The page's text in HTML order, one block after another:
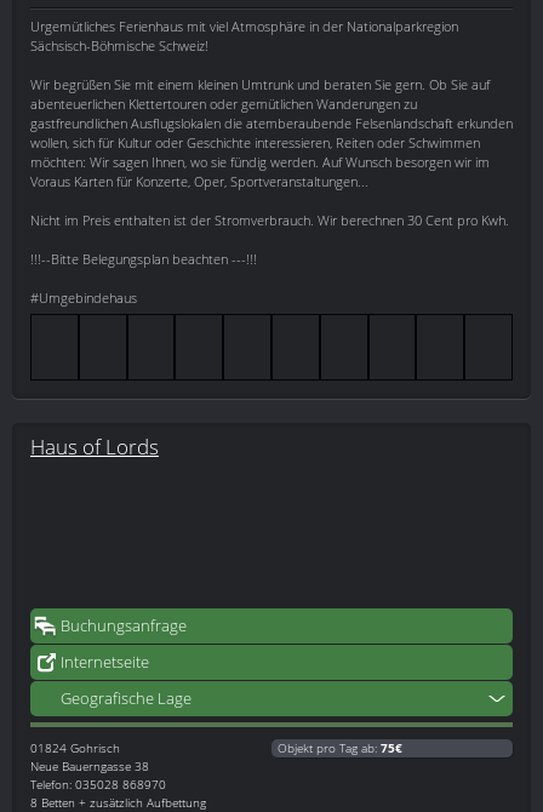
Urgemütliches Ferienhaus mit viel Atmosphäre in der Nationalparkregion
Sächsisch-Böhmische Schweiz!
Wir begrüßen Sie mit einem kleinen Umtrunk und beraten Sie gern. Ob Sie auf
abenteuerlichen Klettertouren oder gemütlichen Wanderungen zu
gastfreundlichen Ausflugslokalen die atemberaubende Felsenlandschaft erkunden
wollen, sich für Kultur oder Geschichte interessieren, Reiten oder Schwimmen
möchten: Wir sagen Ihnen, wo sie fündig werden. Auf Wunsch besorgen wir im
Voraus Karten für Konzerte, Oper, Sportveranstaltungen...
Nicht im Preis enthalten ist der Stromverbrauch. Wir berechnen 30 Cent pro Kwh.
!!!--Bitte Belegungsplan beachten ---!!!
#Umgebindehaus
Haus of Lords
Buchungsanfrage
Internetseite
Geografische Lage
01824 Gohrisch
Neue Bauerngasse 38
Telefon: 035028 868970
8 Betten + zusätzlich Aufbettung
Objekt pro Tag ab: 75€